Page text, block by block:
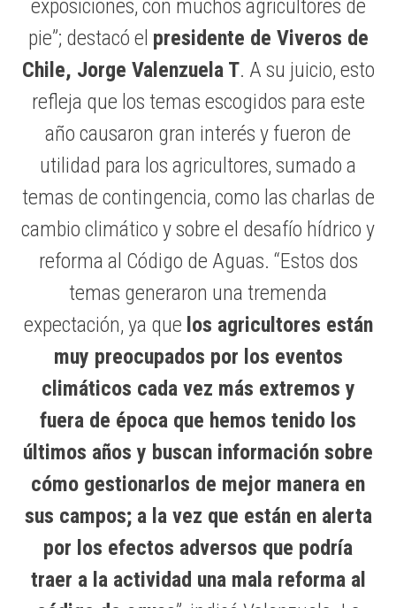
exposiciones, con muchos agricultores de
pie”; destacó el presidente de Viveros de
Chile, Jorge Valenzuela T. A su juicio, esto
refleja que los temas escogidos para este
año causaron gran interés y fueron de
utilidad para los agricultores, sumado a
temas de contingencia, como las charlas de
cambio climático y sobre el desafío hídrico y
reforma al Código de Aguas. “Estos dos
temas generaron una tremenda
expectación, ya que los agricultores están
muy preocupados por los eventos
climáticos cada vez más extremos y
fuera de época que hemos tenido los
últimos años y buscan información sobre
cómo gestionarlos de mejor manera en
sus campos; a la vez que están en alerta
por los efectos adversos que podría
traer a la actividad una mala reforma al